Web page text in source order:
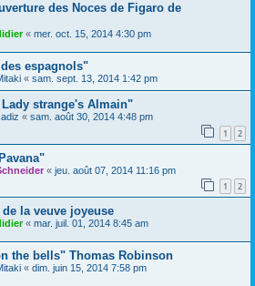
des Noces de Figaro de
« mer. oct. 15, 2014 4:30 pm
espagnols"
« sam. sept. 13, 2014 1:42 pm
strange's Almain"
« sam. août 30, 2014 4:48 pm
1 2
« jeu. août 07, 2014 11:16 pm
1 2
la veuve joyeuse
« mar. juil. 01, 2014 8:45 am
the bells" Thomas Robinson
« dim. juin 15, 2014 7:58 pm